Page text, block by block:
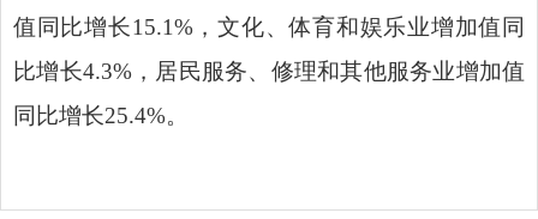
值同比增长15.1%，文化、体育和娱乐业增加值同
比增长4.3%，居民服务、修理和其他服务业增加值
同比增长25.4%。